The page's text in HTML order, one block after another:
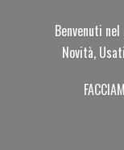
Benvenuti
Novità,